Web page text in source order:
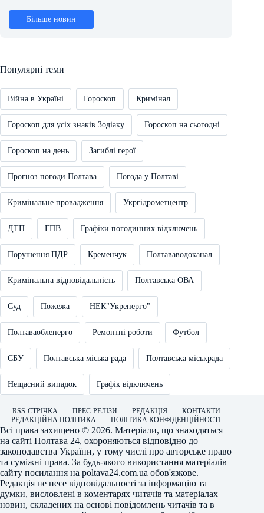
Більше новин
Популярні теми
Війна в Україні Гороскоп Кримінал
Гороскоп для усіх знаків Зодіаку Гороскоп на сьогодні
Гороскоп на день Загиблі герої
Прогноз погоди Полтава Погода у Полтаві
Кримінальне провадження Укргідрометцентр
ДТП ГПВ Графіки погодинних відключень
Порушення ПДР Кременчук Полтававодоканал
Кримінальна відповідальність Полтавська ОВА
Суд Пожежа НЕК"Укренерго"
Полтаваобленерго Ремонтні роботи Футбол
СБУ Полтавська міська рада Полтавська міськрада
Нещасний випадок Графік відключень
RSS-СТРІЧКА ПРЕС-РЕЛІЗИ РЕДАКЦІЯ
КОНТАКТИ
РЕДАКЦІЙНА ПОЛІТИКА
ПОЛІТИКА КОНФІДЕНЦІЙНОСТІ
Всі права захищено © 2026. Матеріали, що знаходяться
на сайті Полтава 24, охороняються відповідно до
законодавства України, у тому числі про авторське право
та суміжні права. За будь-якого використання матеріалів
сайту посилання на poltava24.com.ua обов'язкове.
Редакція не несе відповідальності за інформацію та
думки, висловлені в коментарях читачів та матеріалах
новин, складених на основі повідомлень читачів та в